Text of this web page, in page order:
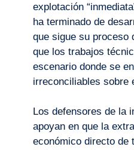
explotación
ha terminado de
que sigue su proceso
que los trabajos
escenario donde se
irreconciliables sobre
Los defensores de la
apoyan en que la
económico directo de